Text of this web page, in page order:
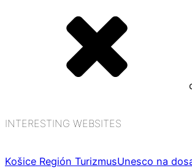
INTERESTING WEBSITES
Košice Región TurizmusUnesco na